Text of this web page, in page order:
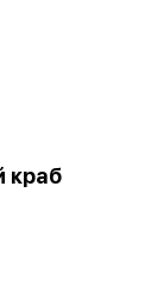
краб